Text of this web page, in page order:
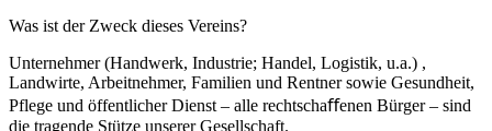
Was ist der Zweck dieses Vereins?
Unternehmer (Handwerk, Industrie; Handel, Logistik, u.a.) ,
Landwirte, Arbeitnehmer, Familien und Rentner sowie Gesundheit,
Pflege und öffentlicher Dienst – alle rechtschaﬀenen Bürger – sind
die tragende Stütze unserer Gesellschaft.